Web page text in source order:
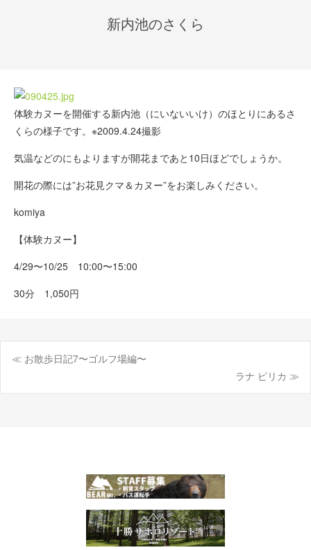
新内池のさくら
体験カヌーを開催する新内池（にいないいけ）のほとりにあるさ
くらの様子です。※2009.4.24撮影
気温などのにもよりますが開花まであと10日ほどでしょうか。
開花の際には”お花見クマ＆カヌー”をお楽しみください。
komiya
【体験カヌー】
4/29〜10/25 10:00〜15:00
30分 1,050円
投
≪ お散歩日記7〜ゴルフ場編〜
ラナ ピリカ ≫